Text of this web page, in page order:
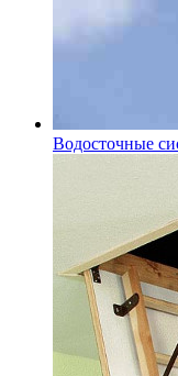
Водосточные